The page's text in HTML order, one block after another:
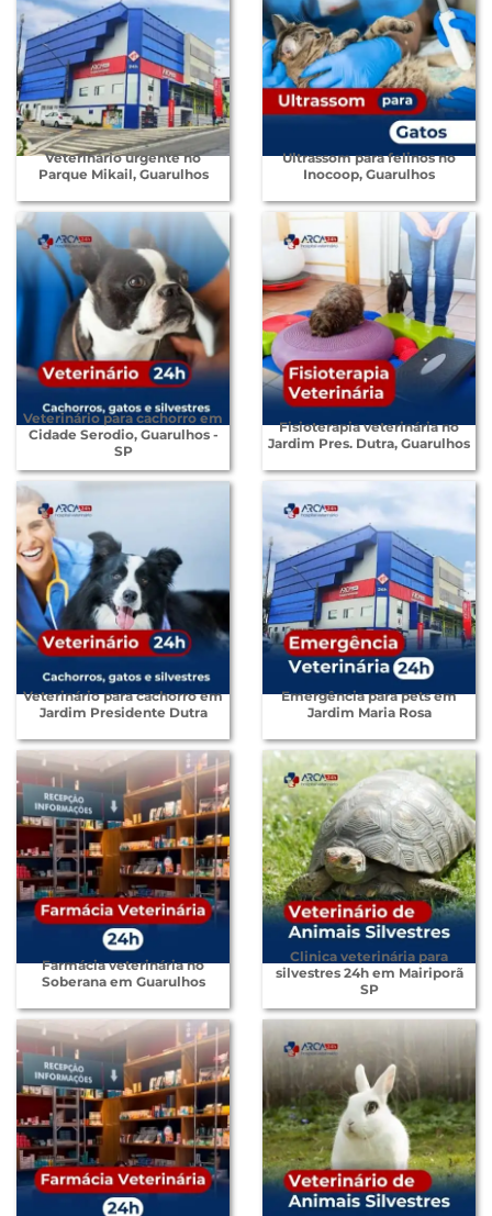
Veterinário urgente no
Parque Mikail, Guarulhos
Ultrassom para felinos no
Inocoop, Guarulhos
Veterinário para cachorro em
Cidade Serodio, Guarulhos -
SP
Fisioterapia veterinária no
Jardim Pres. Dutra, Guarulhos
Veterinário para cachorro em
Jardim Presidente Dutra
Emergência para pets em
Jardim Maria Rosa
Farmácia veterinária no
Soberana em Guarulhos
Clinica veterinária para
silvestres 24h em Mairiporã
SP